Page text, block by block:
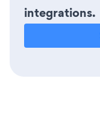
integrations.